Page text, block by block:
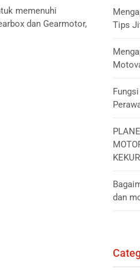
memenuhi
dan Gearmotor,
Tips
dan